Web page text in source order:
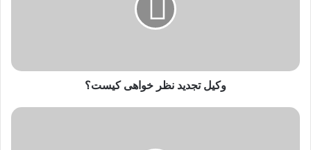
وکیل تجدید نظر خواهی کیست؟